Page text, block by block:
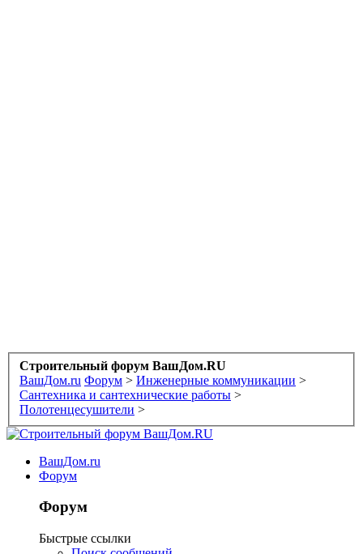
Строительный форум ВашДом.RU
ВашДом.ru Форум > Инженерные коммуникации >
Сантехника и сантехнические работы >
Полотенцесушители >
ВашДом.ru
Форум
Форум
Быстрые ссылки